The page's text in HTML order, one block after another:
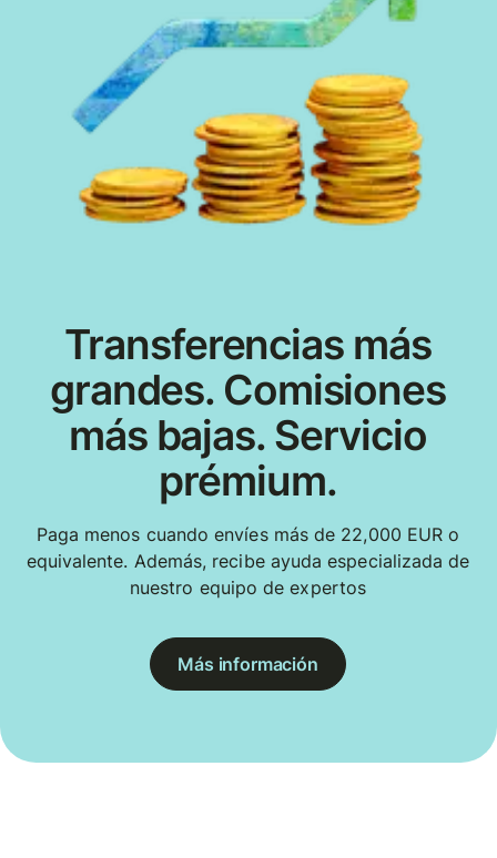
Transferencias más
grandes. Comisiones
más bajas. Servicio
prémium.
Paga menos cuando envíes más de 22,000 EUR o
equivalente. Además, recibe ayuda especializada de
nuestro equipo de expertos
Más información